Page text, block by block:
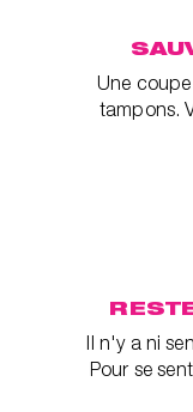
Une
tampons.
Il n'y a ni
Pour se